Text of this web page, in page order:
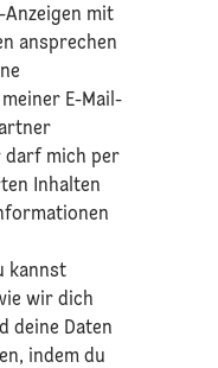
Anzeigen mit
ansprechen
E-Mail-
darf mich per
Inhalten
kannst
wir dich
deine Daten
indem du